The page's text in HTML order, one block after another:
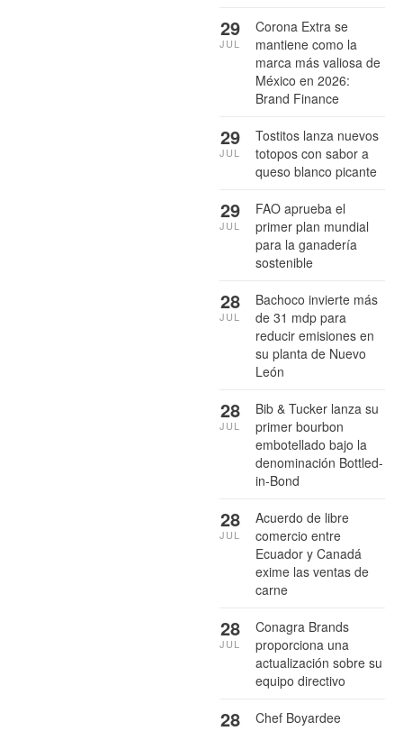
Corona Extra se
mantiene como la
marca más valiosa de
México en 2026:
Brand Finance
29
JUL
Tostitos lanza nuevos
totopos con sabor a
queso blanco picante
29
JUL
FAO aprueba el
primer plan mundial
para la ganadería
sostenible
29
JUL
Bachoco invierte más
de 31 mdp para
reducir emisiones en
su planta de Nuevo
León
28
JUL
Bib & Tucker lanza su
primer bourbon
embotellado bajo la
denominación Bottled-
in-Bond
28
JUL
Acuerdo de libre
comercio entre
Ecuador y Canadá
exime las ventas de
carne
28
JUL
Conagra Brands
proporciona una
actualización sobre su
equipo directivo
28
JUL
Chef Boyardee
28